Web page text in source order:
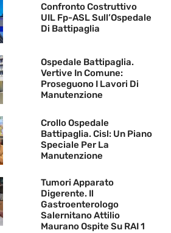
Confronto Costruttivo
UIL Fp-ASL Sull’Ospedale
Di Battipaglia
Ospedale Battipaglia.
Vertive In Comune:
Proseguono I Lavori Di
Manutenzione
Crollo Ospedale
Battipaglia. Cisl: Un Piano
Speciale Per La
Manutenzione
Tumori Apparato
Digerente. Il
Gastroenterologo
Salernitano Attilio
Maurano Ospite Su RAI 1